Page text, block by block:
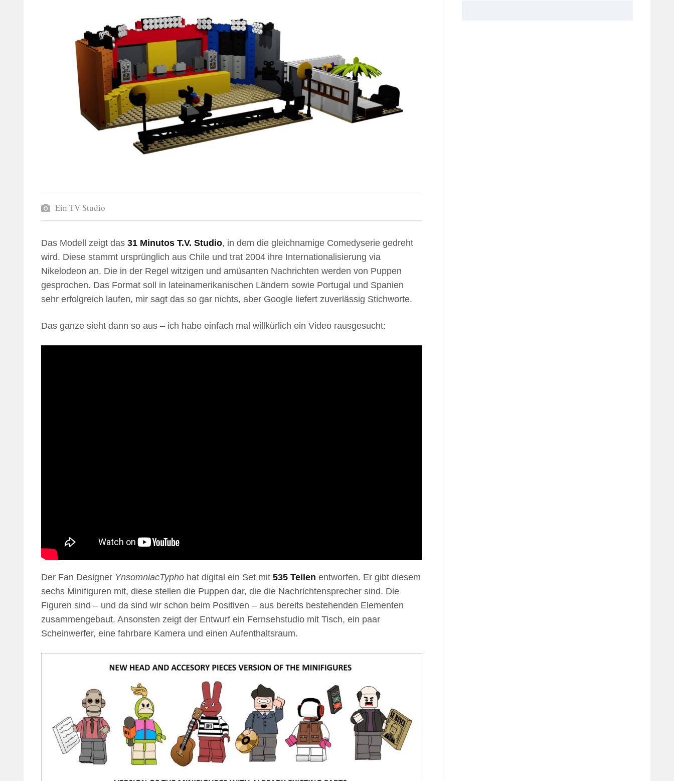
Ein TV Studio
Das Modell zeigt das 31 Minutos T.V. Studio, in dem die gleichnamige Comedyserie gedreht
wird. Diese stammt ursprünglich aus Chile und trat 2004 ihre Internationalisierung via
Nikelodeon an. Die in der Regel witzigen und amüsanten Nachrichten werden von Puppen
gesprochen. Das Format soll in lateinamerikanischen Ländern sowie Portugal und Spanien
sehr erfolgreich laufen, mir sagt das so gar nichts, aber Google liefert zuverlässig Stichworte.
Das ganze sieht dann so aus – ich habe einfach mal willkürlich ein Video rausgesucht:
Der Fan Designer YnsomniacTypho hat digital ein Set mit 535 Teilen entworfen. Er gibt diesem
sechs Minifiguren mit, diese stellen die Puppen dar, die die Nachrichtensprecher sind. Die
Figuren sind – und da sind wir schon beim Positiven – aus bereits bestehenden Elementen
zusammengebaut. Ansonsten zeigt der Entwurf ein Fernsehstudio mit Tisch, ein paar
Scheinwerfer, eine fahrbare Kamera und einen Aufenthaltsraum.